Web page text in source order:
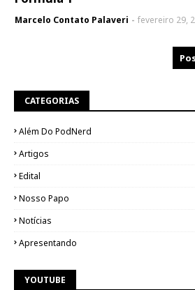
Marcelo Contato Palaveri fevereiro 29,
CATEGORIAS
Além Do PodNerd
Artigos
Edital
Nosso Papo
Notícias
Apresentando
YOUTUBE